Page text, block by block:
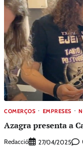
COMERÇOS EMPRESES
Azagra presenta a
Redacció 27/04/2025